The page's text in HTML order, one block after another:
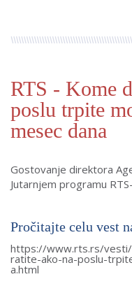
RTS - Kome
poslu trpite
mesec dana
Gostovanje direktora
Jutarnjem programu
Pročitajte celu vest
https://www.rts.rs/
ratite-ako-na-poslu-
a.html